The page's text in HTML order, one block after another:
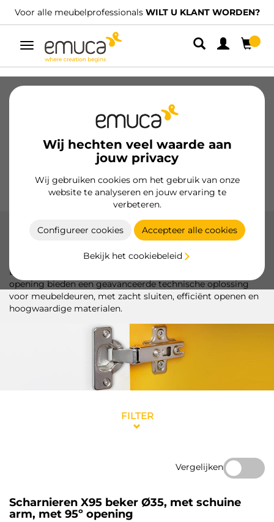
Voor alle meubelprofessionals WILT U KLANT WORDEN?
Umschaltbare
Navigation
Wij hechten veel waarde aan
jouw privacy
Wij gebruiken cookies om het gebruik van onze
website te analyseren en jouw ervaring te
verbeteren.
Configureer cookies Accepteer alle cookies
Bekijk het cookiebeleid
Geleiders voor laden
Glijders Keuken
Handgrepen
Presentatiemeubels
Scharnieren X95 beker Ø35, met
schuine arm, met 95º opening
De Emuca X95 scharnieren Ø35 hoekarmen met 95°
opening bieden een geavanceerde technische oplossing
voor meubeldeuren, met zacht sluiten, efficiënt openen en
hoogwaardige materialen.
FILTER
Vergelijken
Scharnieren X95 beker Ø35, met schuine
arm, met 95º opening